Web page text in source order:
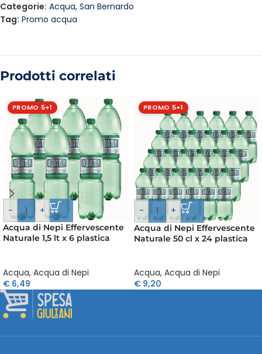
Categorie: Acqua, San Bernardo
Tag: Promo acqua
Prodotti correlati
PROMO 5+1
- +
Acqua di Nepi Effervescente
Naturale 1,5 lt x 6 plastica
Acqua, Acqua di Nepi
€ 6,49
PROMO 5+1
- +
Acqua di Nepi Effervescente
Naturale 50 cl x 24 plastica
Acqua, Acqua di Nepi
€ 9,20